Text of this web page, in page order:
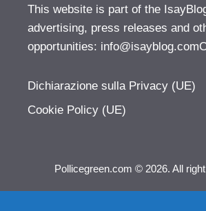
This website is part of the
advertising, press releases and
opportunities:
Dichiarazione sulla Privacy (UE)
Cookie Policy (UE)
Pollicegreen.com © 2026. All